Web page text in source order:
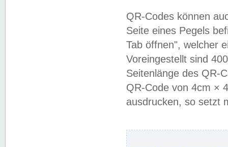
QR-Codes können
Seite eines Pegels
Tab öffnen", welcher
Voreingestellt sind
Seitenlänge des QR-
QR-Code von 4cm ×
ausdrucken, so setzt